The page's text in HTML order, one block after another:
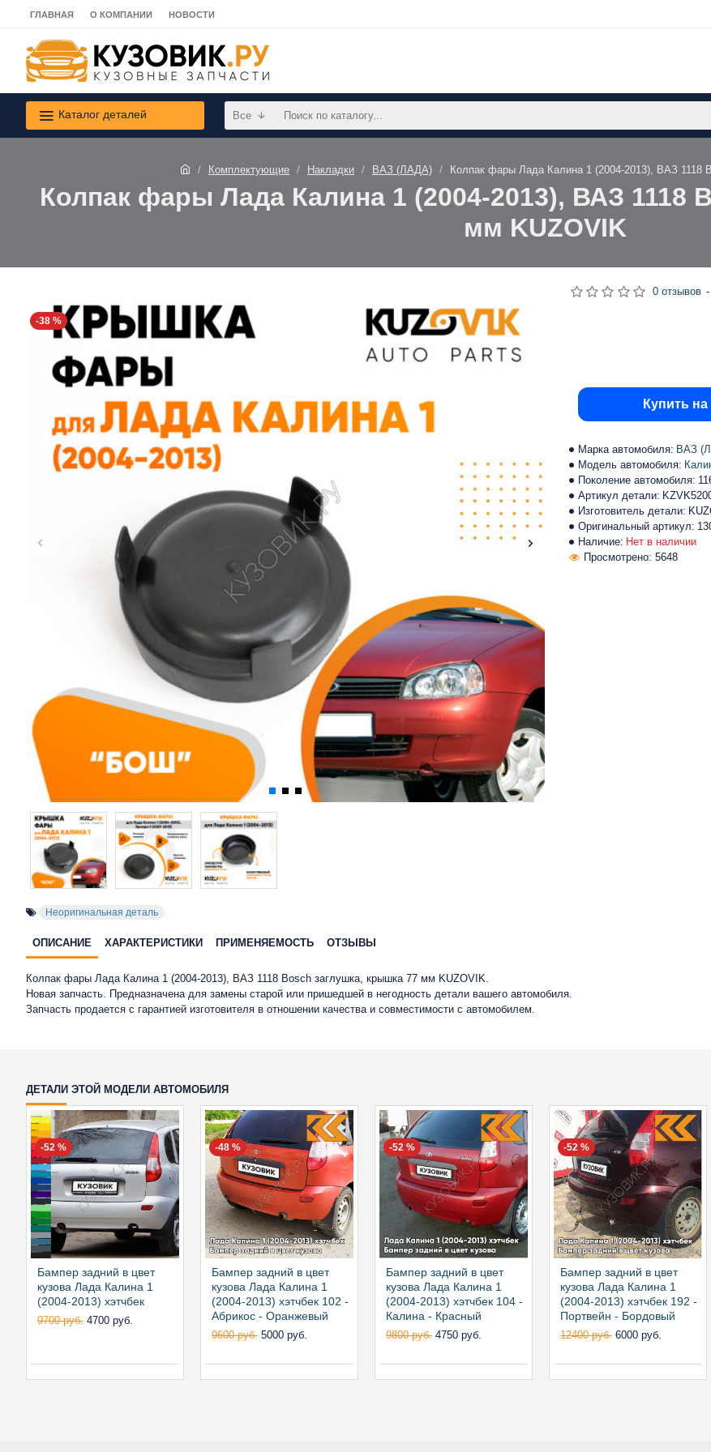
ГЛАВНАЯ О КОМПАНИИ НОВОСТИ
Каталог деталей Все
Комплектующие Накладки ВАЗ (ЛАДА) Колпак фары Лада Калина 1 (2004-2013), ВАЗ 1118
Колпак фары Лада Калина 1 (2004-2013), ВАЗ 1118
мм KUZOVIK
-38 %
Неоригинальная деталь
Наличие: Нет в наличии
Марка автомобиля: ВАЗ
Модель автомобиля:
Поколение автомобиля:
Артикул детали:
Изготовитель детали:
Оригинальный артикул:
Просмотрено: 5648
0 отзывов -
Купить на
ОПИСАНИЕ ХАРАКТЕРИСТИКИ ПРИМЕНЯЕМОСТЬ ОТЗЫВЫ
Колпак фары Лада Калина 1 (2004-2013), ВАЗ 1118 Bosch заглушка, крышка 77 мм KUZOVIK.
Новая запчасть. Предназначена для замены старой или пришедшей в негодность детали вашего автомобиля.
Запчасть продается с гарантией изготовителя в отношении качества и совместимости с автомобилем.
ДЕТАЛИ ЭТОЙ МОДЕЛИ АВТОМОБИЛЯ
-52 %
Бампер задний в цвет
кузова Лада Калина 1
(2004-2013) хэтчбек
9700 руб. 4700 руб.
-48 %
Бампер задний в цвет
кузова Лада Калина 1
(2004-2013) хэтчбек 102 -
Абрикос - Оранжевый
9600 руб. 5000 руб.
-52 %
Бампер задний в цвет
кузова Лада Калина 1
(2004-2013) хэтчбек 104 -
Калина - Красный
9800 руб. 4750 руб.
-52 %
Бампер задний в цвет
кузова Лада Калина 1
(2004-2013) хэтчбек 192 -
Портвейн - Бордовый
12400 руб. 6000 руб.